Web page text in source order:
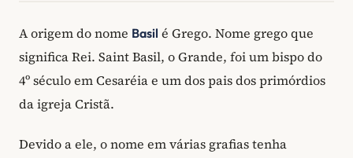
A origem do nome Basil é Grego. Nome grego que
significa Rei. Saint Basil, o Grande, foi um bispo do
4º século em Cesaréia e um dos pais dos primórdios
da igreja Cristã.
Devido a ele, o nome em várias grafias tenha